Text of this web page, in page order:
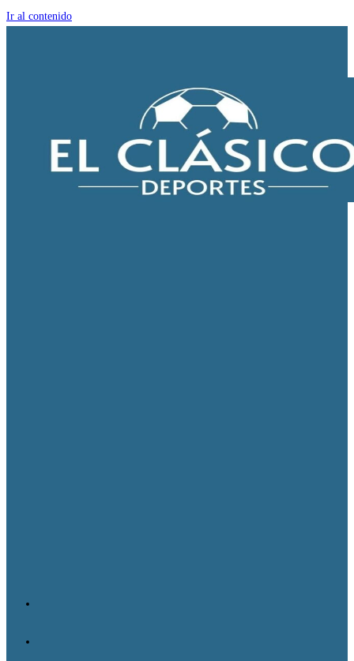
Ir al contenido